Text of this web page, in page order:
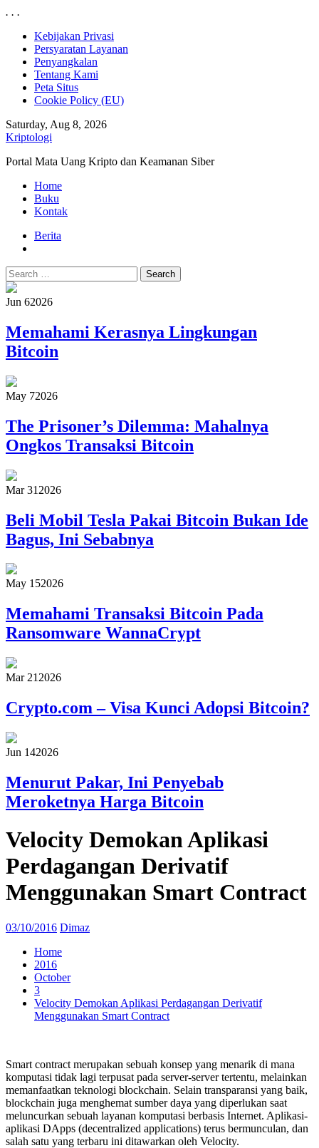
. . .
Skip
content
Kebijakan Privasi
Persyaratan Layanan
Penyangkalan
Tentang Kami
Peta Situs
Cookie Policy (EU)
Saturday, Aug 8, 2026
Kriptologi
Portal Mata Uang Kripto dan Keamanan Siber
Primary
Menu
Home
Buku
Kontak
Berita
Search
for:
Jun 62026
Memahami Kerasnya Lingkungan
Bitcoin
May 72026
The Prisoner’s Dilemma: Mahalnya
Ongkos Transaksi Bitcoin
Mar 31 2026
Beli Mobil Tesla Pakai Bitcoin Bukan Ide
Bagus, Ini Sebabnya
May 152026
Memahami Transaksi Bitcoin Pada
Ransomware WannaCrypt
Mar 21 2026
Crypto.com – Visa Kunci Adopsi Bitcoin?
Jun 142026
Menurut Pakar, Ini Penyebab
Meroketnya Harga Bitcoin
Velocity Demokan Aplikasi
Perdagangan Derivatif
Menggunakan Smart Contract
03/10/2016 Dimaz
Home
2016
October
3
Velocity Demokan Aplikasi Perdagangan Derivatif
Menggunakan Smart Contract
Smart contract merupakan sebuah konsep yang menarik di mana
komputasi tidak lagi terpusat pada server-server tertentu, melainkan
memanfaatkan teknologi blockchain. Selain transparansi yang baik,
blockchain juga menghemat sumber daya yang diperlukan saat
meluncurkan sebuah layanan komputasi berbasis Internet. Aplikasi-
aplikasi DApps (decentralized applications) terus bermunculan, dan
salah satu yang terbaru ini ditawarkan oleh Velocity.